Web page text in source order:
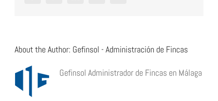
About the Author: Gefinsol - Administración de Fincas
Gefinsol Administrador de Fincas en Málaga